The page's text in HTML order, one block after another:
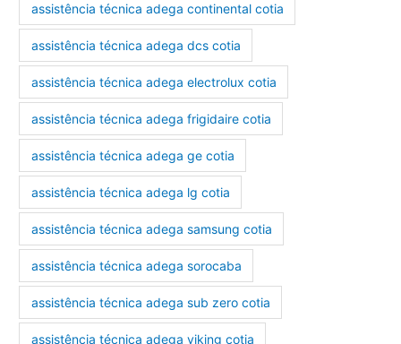
assistência técnica adega continental cotia
assistência técnica adega dcs cotia
assistência técnica adega electrolux cotia
assistência técnica adega frigidaire cotia
assistência técnica adega ge cotia
assistência técnica adega lg cotia
assistência técnica adega samsung cotia
assistência técnica adega sorocaba
assistência técnica adega sub zero cotia
assistência técnica adega viking cotia